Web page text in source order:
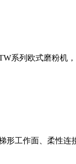
系列欧式磨粉机
工作面、柔性